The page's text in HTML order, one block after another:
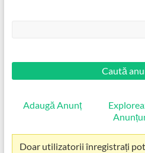
Adaugă Anunț
Doar utilizatorii înregistrați